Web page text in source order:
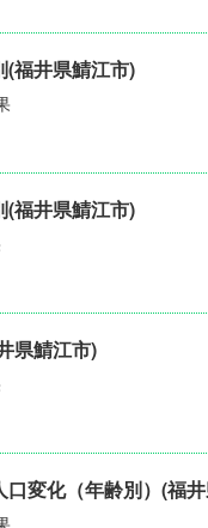
(福井県鯖江市)
(福井県鯖江市)
県鯖江市)
変化（年齢別）(福